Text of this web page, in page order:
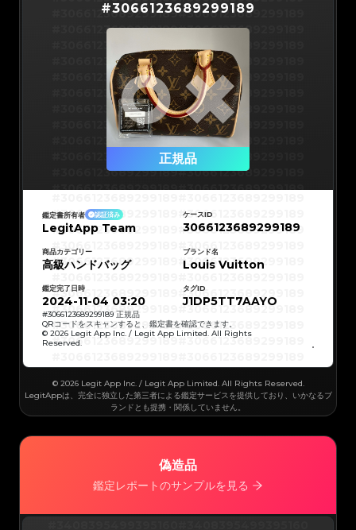
#3066123689299189#3066123689299189
#3066123689299189#3066123689299189
#3066123689299189#3066123689299189
#3066123689299189#3066123689299189
#3066123689299189#3066123689299189
#3066123689299189#3066123689299189
#3066123689299189#3066123689299189
#3066123689299189#3066123689299189
#3066123689299189#3066123689299189
#3066123689299189#3066123689299189
#3066123689299189#3066123689299189
#3066123689299189
#3066123689299189
#3066123689299189
#3066123689299189
#3066123689299189
#3066123689299189
#3066123689299189
#3066123689299189
#3066123689299189
#3066123689299189
#3066123689299189
#3066123689299189
#3066123689299189
#3066123689299189#3066123689299189
#3066123689299189
#3066123689299189#3066123689299189
#3066123689299189#3066123689299189
#3066123689299189#3066123689299189
#3066123689299189#3066123689299189
#3066123689299189#3066123689299189
#3066123689299189#3066123689299189
#3066123689299189
正規品
#3066123689299189
#3066123689299189
#3066123689299189
#3066123689299189
#3066123689299189
#3066123689299189
#3066123689299189
#3066123689299189
#3066123689299189
#3066123689299189
#3066123689299189
#3066123689299189
#3066123689299189#3066123689299189
#3066123689299189#3066123689299189
#3066123689299189#3066123689299189
#3066123689299189#3066123689299189
#3066123689299189#3066123689299189
#3066123689299189#3066123689299189
#3066123689299189#3066123689299189
#3066123689299189#3066123689299189
#3066123689299189#3066123689299189
#3066123689299189#3066123689299189
鑑定書所有者 認証済み
LegitApp Team
ケースID
3066123689299189
商品カテゴリー
高級ハンドバッグ
ブランド名
Louis Vuitton
鑑定完了日時
2024-11-04 03:20
タグID
J1DP5TT7AAYO
#3066123689299189 正規品
QRコードをスキャンすると、鑑定書を確認できます。
© 2026 Legit App Inc. / Legit App Limited. All Rights
Reserved.
© 2026 Legit App Inc. / Legit App Limited. All Rights Reserved.
LegitAppは、完全に独立した第三者による鑑定サービスを提供しており、いかなるブ
ランドとも提携・関係していません。
偽造品
鑑定レポートのサンプルを見る